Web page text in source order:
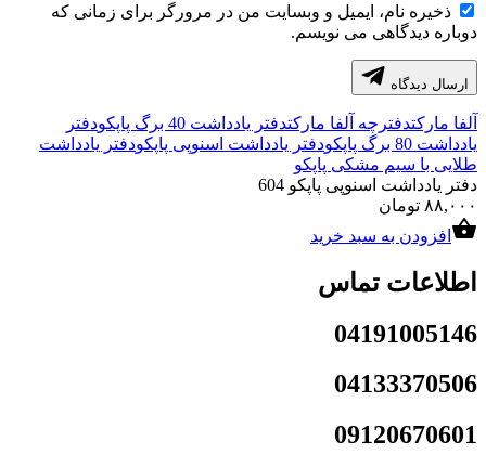
ذخیره نام، ایمیل و وبسایت من در مرورگر برای زمانی که
دوباره دیدگاهی می نویسم.
ارسال دیدگاه
آلفا مارکتدفترچه آلفا مارکتدفتر یادداشت 40 برگ پاپکو
دفتر
یادداشت 80 برگ پاپکو
دفتر یادداشت اسنوپی پاپکودفتر یادداشت
طلایی با سیم مشکی پاپکو
دفتر یادداشت اسنوپی پاپکو 604
۸۸,۰۰۰ تومان
افزودن به سبد خرید
اطلاعات تماس
04191005146
04133370506
09120670601